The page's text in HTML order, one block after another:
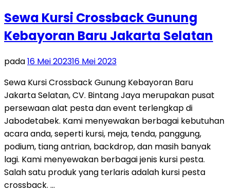
Sewa Kursi Crossback Gunung
Kebayoran Baru Jakarta Selatan
pada16 Mei 202316 Mei 2023
Sewa Kursi Crossback Gunung Kebayoran Baru
Jakarta Selatan, CV. Bintang Jaya merupakan pusat
persewaan alat pesta dan event terlengkap di
Jabodetabek. Kami menyewakan berbagai kebutuhan
acara anda, seperti kursi, meja, tenda, panggung,
podium, tiang antrian, backdrop, dan masih banyak
lagi. Kami menyewakan berbagai jenis kursi pesta.
Salah satu produk yang terlaris adalah kursi pesta
crossback. …